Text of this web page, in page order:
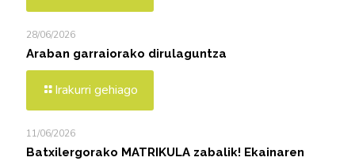
28/06/2026
Araban garraiorako dirulaguntza
Irakurri gehiago
11/06/2026
Batxilergorako MATRIKULA zabalik! Ekainaren